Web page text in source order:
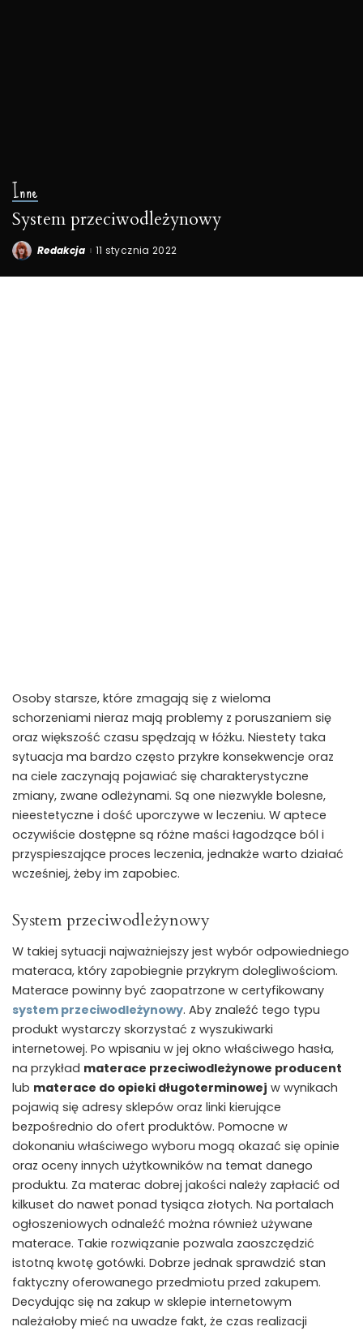
Inne
System przeciwodleżynowy
Posted
Redakcja 11 stycznia 2022
Osoby starsze, które zmagają się z wieloma
schorzeniami nieraz mają problemy z poruszaniem się
oraz większość czasu spędzają w łóżku. Niestety taka
sytuacja ma bardzo często przykre konsekwencje oraz
na ciele zaczynają pojawiać się charakterystyczne
zmiany, zwane odleżynami. Są one niezwykle bolesne,
nieestetyczne i dość uporczywe w leczeniu. W aptece
oczywiście dostępne są różne maści łagodzące ból i
przyspieszające proces leczenia, jednakże warto działać
wcześniej, żeby im zapobiec.
System przeciwodleżynowy
W takiej sytuacji najważniejszy jest wybór odpowiedniego
materaca, który zapobiegnie przykrym dolegliwościom.
Materace powinny być zaopatrzone w certyfikowany
system przeciwodleżynowy. Aby znaleźć tego typu
produkt wystarczy skorzystać z wyszukiwarki
internetowej. Po wpisaniu w jej okno właściwego hasła,
na przykład materace przeciwodleżynowe producent
lub materace do opieki długoterminowej w wynikach
pojawią się adresy sklepów oraz linki kierujące
bezpośrednio do ofert produktów. Pomocne w
dokonaniu właściwego wyboru mogą okazać się opinie
oraz oceny innych użytkowników na temat danego
produktu. Za materac dobrej jakości należy zapłacić od
kilkuset do nawet ponad tysiąca złotych. Na portalach
ogłoszeniowych odnaleźć można również używane
materace. Takie rozwiązanie pozwala zaoszczędzić
istotną kwotę gotówki. Dobrze jednak sprawdzić stan
faktyczny oferowanego przedmiotu przed zakupem.
Decydując się na zakup w sklepie internetowym
należałoby mieć na uwadze fakt, że czas realizacji